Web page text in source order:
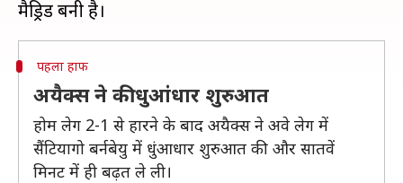
पहला हाफ
अयैक्स ने की धुआंधार शुरुआत
होम लेग 2-1 से हारने के बाद अयैक्स ने अवे लेग में
सैंटियागो बर्नबेयु में धुंआधार शुरुआत की और सातवें
मिनट में ही बढ़त ले ली।